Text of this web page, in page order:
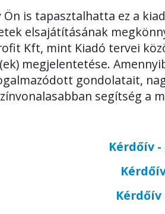
Ön is tapasztalhatta ez a
elsajátításának
Kft, mint Kiadó tervei
megjelentetése.
gondolatait,
segítség a
Kérdőív